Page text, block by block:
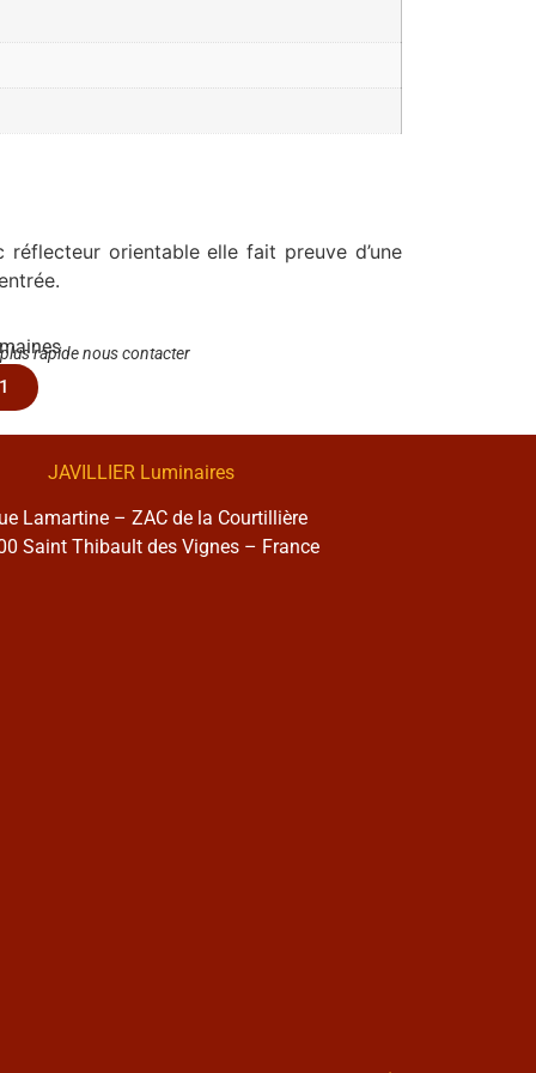
orientable elle fait preuve d’une
rapide nous contacter
JAVILLIER Luminaires
Lamartine – ZAC de la Courtillière
Saint Thibault des Vignes – France